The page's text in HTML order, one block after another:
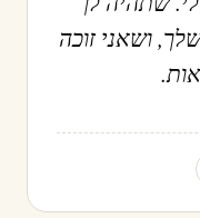
ושאני זוכה